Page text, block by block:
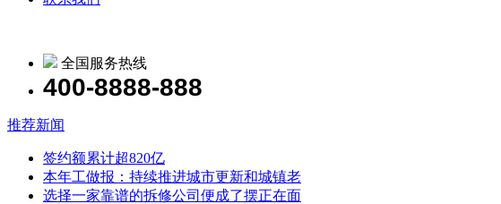
全国服务热线
400-8888-888
推荐新闻
签约额累计超820亿
本年工做报：持续推进城市更新和城镇老
选择一家靠谱的拆修公司便成了摆正在面